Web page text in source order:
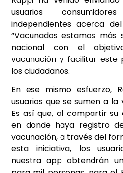
usuarios
independientes acerca
“Vacunados estamos más
nacional con el
vacunación y facilitar
los ciudadanos.
En ese mismo esfuerzo,
usuarios que se sumen a
Es así que, al compartir
en donde haya registro
vacunación, a través del
esta iniciativa, los
nuestra app obtendrán